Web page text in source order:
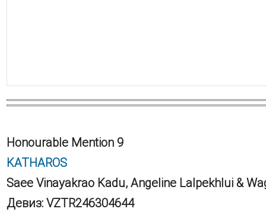
Honourable Mention 9
KATHAROS
Saee Vinayakrao Kadu, Angeline Lalpekhlui &
Девиз: VZTR246304644